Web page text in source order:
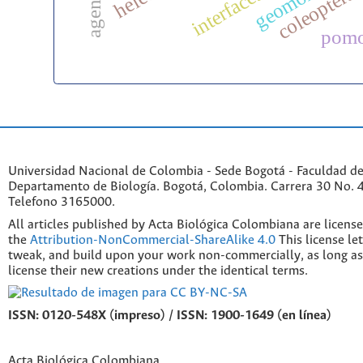
Universidad Nacional de Colombia - Sede Bogotá - Faculdad
Departamento de Biología. Bogotá, Colombia. Carrera 30 No.
Telefono 3165000.
All articles published by Acta Biológica Colombiana are
the Attribution-NonCommercial-ShareAlike 4.0 This license
tweak, and build upon your work non-commercially, as long
license their new creations under the identical terms.
ISSN: 0120-548X (impreso) / ISSN: 1900-1649 (en línea)